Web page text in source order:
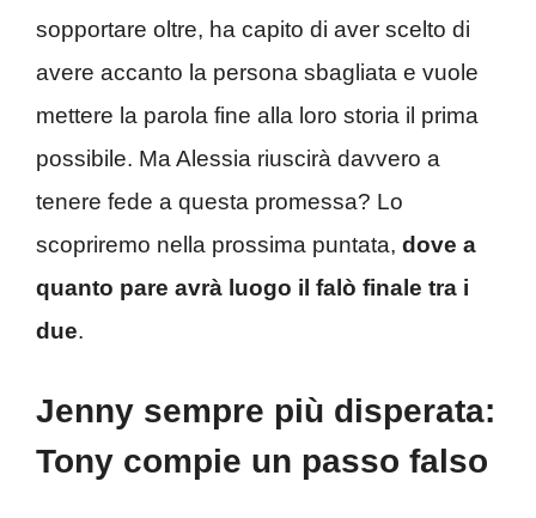
sopportare oltre, ha capito di aver scelto di
avere accanto la persona sbagliata e vuole
mettere la parola fine alla loro storia il prima
possibile. Ma Alessia riuscirà davvero a
tenere fede a questa promessa? Lo
scopriremo nella prossima puntata, dove a
quanto pare avrà luogo il falò finale tra i
due.
Jenny sempre più disperata:
Tony compie un passo falso